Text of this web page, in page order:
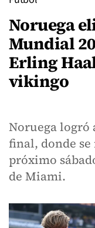
Noruega
Mundial
Erling
vikingo
Noruega logró
final, donde
próximo
de Miami.